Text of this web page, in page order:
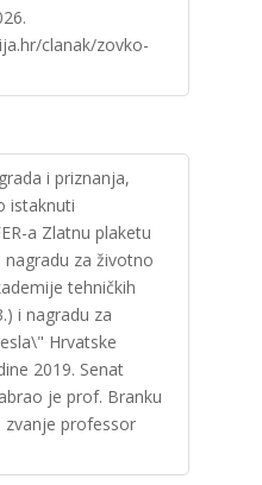
clanak/zovko-
i priznanja,
istaknuti
a Zlatnu plaketu
za životno
tehničkih
i nagradu za
Hrvatske
2019. Senat
je prof. Branku
zvanje professor